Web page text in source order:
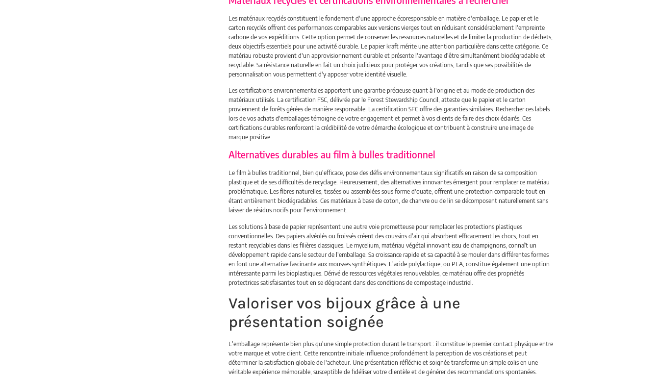
Les matériaux recyclés constituent le fondement d'une approche écoresponsable en matière d'emballage. Le papier et le
carton recyclés offrent des performances comparables aux versions vierges tout en réduisant considérablement l'empreinte
carbone de vos expéditions. Cette option permet de conserver les ressources naturelles et de limiter la production de déchets,
deux objectifs essentiels pour une activité durable. Le papier kraft mérite une attention particulière dans cette catégorie. Ce
matériau robuste provient d'un approvisionnement durable et présente l'avantage d'être simultanément biodégradable et
recyclable. Sa résistance naturelle en fait un choix judicieux pour protéger vos créations, tandis que ses possibilités de
personnalisation vous permettent d'y apposer votre identité visuelle.
Les certifications environnementales apportent une garantie précieuse quant à l'origine et au mode de production des
matériaux utilisés. La certification FSC, délivrée par le Forest Stewardship Council, atteste que le papier et le carton
proviennent de forêts gérées de manière responsable. La certification SFC offre des garanties similaires. Rechercher ces labels
lors de vos achats d'emballages témoigne de votre engagement et permet à vos clients de faire des choix éclairés. Ces
certifications durables renforcent la crédibilité de votre démarche écologique et contribuent à construire une image de
marque positive.
Alternatives durables au film à bulles traditionnel
Le film à bulles traditionnel, bien qu'efficace, pose des défis environnementaux significatifs en raison de sa composition
plastique et de ses difficultés de recyclage. Heureusement, des alternatives innovantes émergent pour remplacer ce matériau
problématique. Les fibres naturelles, tissées ou assemblées sous forme d'ouate, offrent une protection comparable tout en
étant entièrement biodégradables. Ces matériaux à base de coton, de chanvre ou de lin se décomposent naturellement sans
laisser de résidus nocifs pour l'environnement.
Les solutions à base de papier représentent une autre voie prometteuse pour remplacer les protections plastiques
conventionnelles. Des papiers alvéolés ou froissés créent des coussins d'air qui absorbent efficacement les chocs, tout en
restant recyclables dans les filières classiques. Le mycelium, matériau végétal innovant issu de champignons, connaît un
développement rapide dans le secteur de l'emballage. Sa croissance rapide et sa capacité à se mouler dans différentes formes
en font une alternative fascinante aux mousses synthétiques. L'acide polylactique, ou PLA, constitue également une option
intéressante parmi les bioplastiques. Dérivé de ressources végétales renouvelables, ce matériau offre des propriétés
protectrices satisfaisantes tout en se dégradant dans des conditions de compostage industriel.
Valoriser vos bijoux grâce à une
présentation soignée
L'emballage représente bien plus qu'une simple protection durant le transport : il constitue le premier contact physique entre
votre marque et votre client. Cette rencontre initiale influence profondément la perception de vos créations et peut
déterminer la satisfaction globale de l'acheteur. Une présentation réfléchie et soignée transforme un simple colis en une
véritable expérience mémorable, susceptible de fidéliser votre clientèle et de générer des recommandations spontanées.